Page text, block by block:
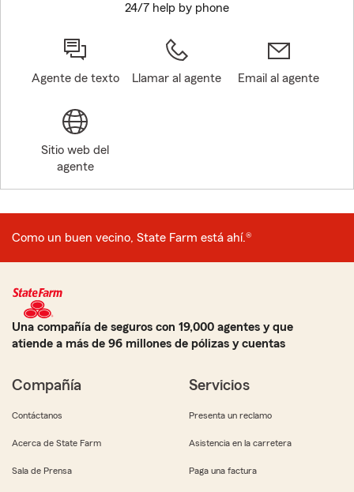
24/7 help by phone
Agente de texto Llamar al agente Email al agente
Sitio web del
agente
Como un buen vecino, State Farm está ahí.®
Una compañía de seguros con 19,000 agentes y que
atiende a más de 96 millones de pólizas y cuentas
Compañía
Contáctanos
Acerca de State Farm
Sala de Prensa
Servicios
Presenta un reclamo
Asistencia en la carretera
Paga una factura